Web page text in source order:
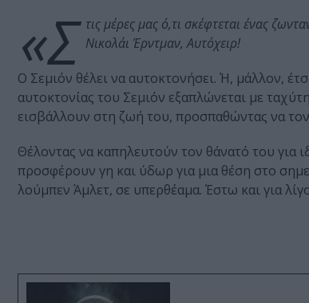
«Σ τις μέρες μας ό,τι σκέφτεται ένας
Νικολάι Έρντμαν, Αυτόχειρ!
Ο Σεμιόν θέλει να αυτοκτονήσει. Ή, μάλλον,
αυτοκτονίας του Σεμιόν εξαπλώνεται με
εισβάλλουν στη ζωή του, προσπαθώντας να
Θέλοντας να καπηλευτούν τον θάνατό του για
προσφέρουν γη και ύδωρ για μια θέση στο
λούμπεν Άμλετ, σε υπερθέαμα. Έστω και για